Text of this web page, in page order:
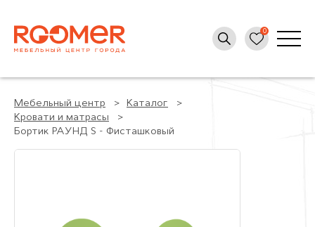
Мебельный центр
Каталог
Кровати и матрасы
Бортик РАУНД S - Фисташковый